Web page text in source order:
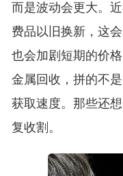
而是波动会更大。
费品以旧换新，这
也会加剧短期的价
金属回收，拼的不
获取速度。那些还
复收割。